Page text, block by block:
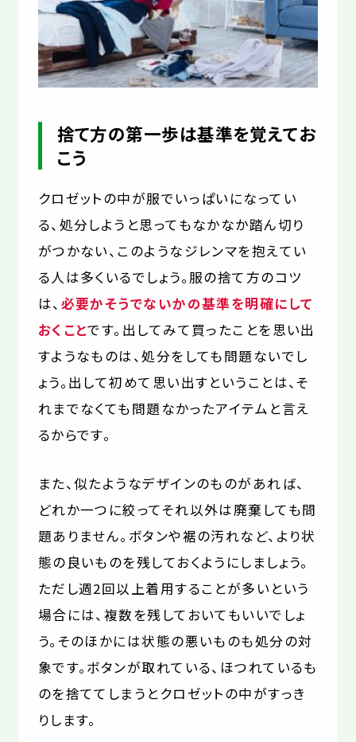
よくあるご質問
捨て方の第一歩は基準を覚えてお
こう
クロゼットの中が服でいっぱいになってい
る、処分しようと思ってもなかなか踏ん切り
がつかない、このようなジレンマを抱えてい
る人は多くいるでしょう。服の捨て方のコツ
は、 必要かそうでないかの基準を明確にして
おくことです。出してみて買ったことを思い出
すようなものは、処分をしても問題ないでし
ょう。出して初めて思い出すということは、そ
れまでなくても問題なかったアイテムと言え
るからです。
また、似たようなデザインのものがあれば、
どれか一つに絞ってそれ以外は廃棄しても問
題ありません。ボタンや裾の汚れなど、より状
態の良いものを残しておくようにしましょう。
ただし週2回以上着用することが多いという
場合には、複数を残しておいてもいいでしょ
う。そのほかには状態の悪いものも処分の対
象です。ボタンが取れている、ほつれているも
のを捨ててしまうとクロゼットの中がすっき
りします。